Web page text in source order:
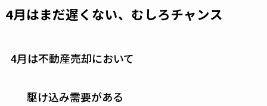
4月はまだ遅くない、むしろチャンス
4月は不動産売却において
駆け込み需要がある